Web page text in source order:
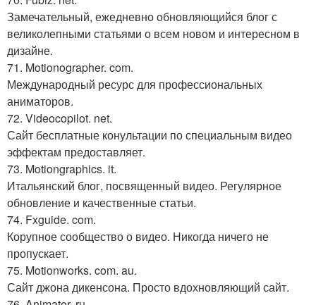
Замечательный, ежедневно обновляющийся блог с
великолепными статьями о всем новом и интересном в
дизайне.
71. Motionographer. com.
Международный ресурс для профессиональных
аниматоров.
72. Videocopilot. net.
Сайт бесплатные конультации по специальным видео
эффектам предоставляет.
73. Motiongraphics. it.
Итальянский блог, посвященный видео. Регулярное
обновление и качественные статьи.
74. Fxguide. com.
Корупное сообщество о видео. Никогда ничего не
пропускает.
75. Motionworks. com. au.
Сайт джона дикенсона. Просто вдохновляющий сайт.